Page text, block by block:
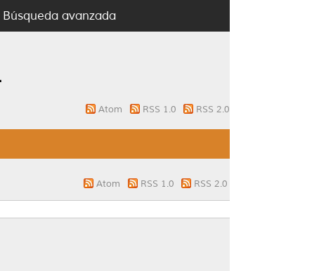
Búsqueda avanzada
Atom RSS 1.0 RSS 2.0
Atom RSS 1.0 RSS 2.0